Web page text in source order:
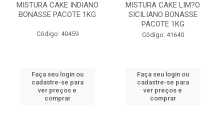
MISTURA CAKE INDIANO
BONASSE PACOTE 1KG
Código: 40459
Faça seu login ou
cadastre-se para
ver preços e
comprar
MISTURA CAKE LIM?O
SICILIANO BONASSE
PACOTE 1KG
Código: 41640
Faça seu login ou
cadastre-se para
ver preços e
comprar